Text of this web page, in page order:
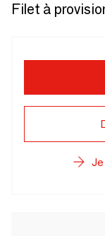
Filet à